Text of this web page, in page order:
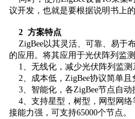
议开发，也就是要根据说明书上
2 方案特点
ZigBee以其灵活、可靠、易于
的应用。将其应用于光伏阵列监
1、无线化，减少光伏阵列监测
2、成本低，ZigBee协议简单且
3、智能化，各ZigBee节点自动
4、支持星型，树型，网型网
接能力强，可支持65000个节点。